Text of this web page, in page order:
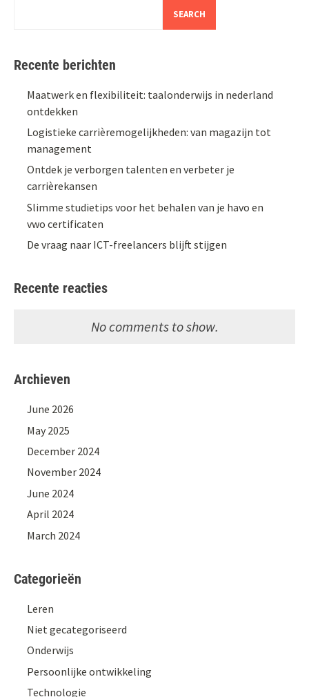
SEARCH
Recente berichten
Maatwerk en flexibiliteit: taalonderwijs in nederland
ontdekken
Logistieke carrièremogelijkheden: van magazijn tot
management
Ontdek je verborgen talenten en verbeter je
carrièrekansen
Slimme studietips voor het behalen van je havo en
vwo certificaten
De vraag naar ICT-freelancers blijft stijgen
Recente reacties
No comments to show.
Archieven
June 2026
May 2025
December 2024
November 2024
June 2024
April 2024
March 2024
Categorieën
Leren
Niet gecategoriseerd
Onderwijs
Persoonlijke ontwikkeling
Technologie